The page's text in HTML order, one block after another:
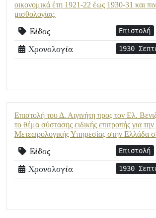
οικονομικά έτη 1921-22 έως 1930-31 και
μισθολογίας.
Είδος Επιστολή
Χρονολογία 1930
Επιστολή του Δ. Αιγινήτη προς τον Ελ.
το θέμα σύστασης ειδικής επιτροπής για
Μετεωρολογικής Υπηρεσίας στην Ελλάδα
Είδος Επιστολή
Χρονολογία 1930